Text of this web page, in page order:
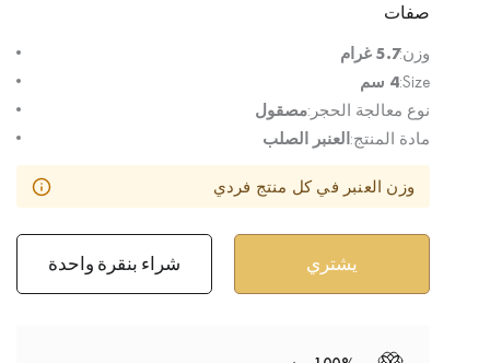
صفات
وزن:5.7 غرام
Size:4 سم
نوع معالجة الحجر:مصقول
مادة المنتج:العنبر الصلب
وزن العنبر في كل منتج فردي
شراء بنقرة واحدة